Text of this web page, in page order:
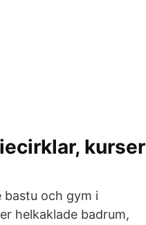
kurser
bastu och gym i
helkaklade badrum,